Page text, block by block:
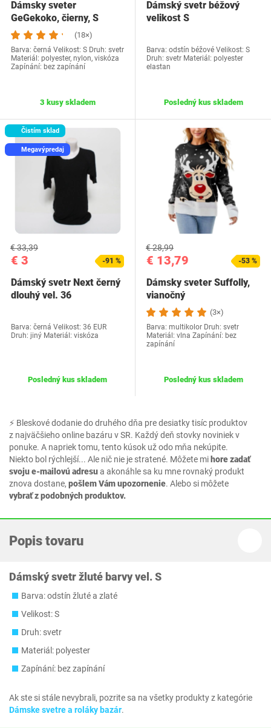
⚡ Bleskové dodanie do druhého dňa pre desiatky tisíc produktov
z najväčšieho online bazáru v SR. Každý deň stovky noviniek v
ponuke. A napriek tomu, tento kúsok už odo mňa nekúpite.
Niekto bol rýchlejší... Ale nič nie je stratené. Môžete mihore zadať
svoju e-mailovú adresua akonáhle sa ku mne rovnaký produkt
znova dostane, pošlem Vám upozornenie. Alebo si môžete
vybrať z podobných produktov.
Dámsky sveter
GeGekoko, čierny, S
(18×)
Barva: černá Velikost: S Druh: svetr
Materiál: polyester, nylon, viskóza
Zapínání: bez zapínání
3 kusy skladem
Dámský svetr béžový
velikost S
Barva: odstín béžové Velikost: S
Druh: svetr Materiál: polyester
elastan
Posledný kus skladem
Čistím sklad
Megavýpredaj
€ 3
€ 33,39
-91 %
Dámský svetr Next černý
dlouhý vel. 36
Barva: černá Velikost: 36 EUR
Druh: jiný Materiál: viskóza
Posledný kus skladem
€ 13,79
€ 28,99
-53 %
Dámsky sveter Suffolly,
vianočný
(3×)
Barva: multikolor Druh: svetr
Materiál: vlna Zapínání: bez
zapínání
Posledný kus skladem
Popis tovaru
Dámský svetr žluté barvy vel. S
Barva: odstín žluté a zlaté
Velikost: S
Druh: svetr
Materiál: polyester
Zapínání: bez zapínání
Ak ste si stále nevybrali, pozrite sa na všetky produkty z kategórie
Dámske svetre a roláky bazár.